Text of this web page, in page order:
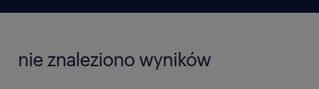
nie znaleziono wyników